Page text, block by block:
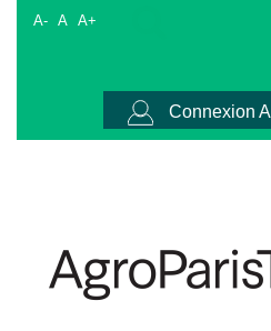
A- A A+
Connexion